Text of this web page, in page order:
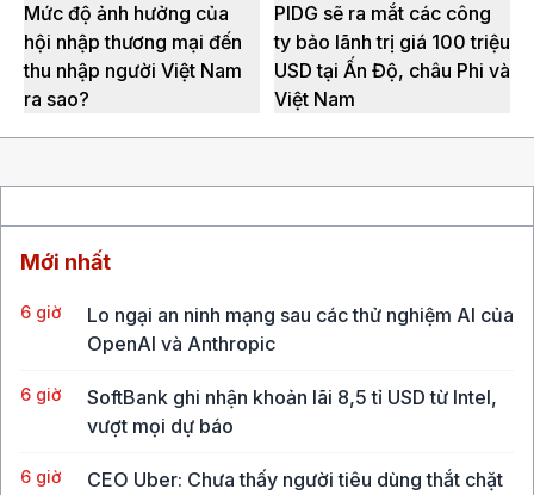
Mức độ ảnh hưởng của
hội nhập thương mại đến
thu nhập người Việt Nam
ra sao?
PIDG sẽ ra mắt các công
ty bảo lãnh trị giá 100 triệu
USD tại Ấn Độ, châu Phi và
Việt Nam
Mới nhất
6 giờ
Lo ngại an ninh mạng sau các thử nghiệm AI của
OpenAI và Anthropic
6 giờ
SoftBank ghi nhận khoản lãi 8,5 tỉ USD từ Intel,
vượt mọi dự báo
6 giờ
CEO Uber: Chưa thấy người tiêu dùng thắt chặt